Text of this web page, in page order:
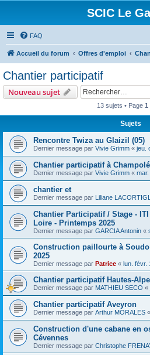
SCIC Le
FAQ
Accueil du forum Offres d'emploi
Chantier participatif
Nouveau sujet
13 sujets • Page 1
Sujets
Rencontre Twiza au Glaizil (05)
Dernier message par Vivie Grimm « jeu.
Chantier participatif à
Dernier message par Vivie Grimm «
chantier et
Dernier message par Liliane
Chantier Participatif / Stage -
Loire - Printemps 2025
Dernier message par GARCIA Antonin «
Construction paillourte à
2025
Dernier message par Patrice « lun. févr.
Chantier participatif Hautes-
Dernier message par MATHIEU SECO «
Chantier participatif Aveyron
Dernier message par Arthur MORALES «
Construction d'une cabane en
Cévennes
Dernier message par Christophe